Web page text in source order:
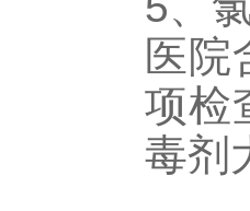
医院
项检
毒剂